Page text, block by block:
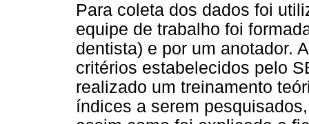
Para coleta dos dados foi
equipe de trabalho foi
dentista) e por um anotador.
critérios estabelecidos pelo
realizado um treinamento
índices a serem